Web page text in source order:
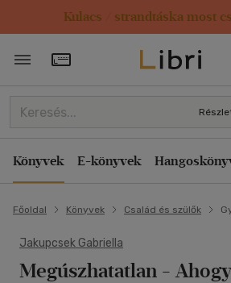
Kulacs / strandtáska most
Törzsvásárlói Kártya adatai
Könyvek E-könyvek
Főoldal Könyvek Család és szülők
Jakupcsek Gabriella
Megúszhatatlan -